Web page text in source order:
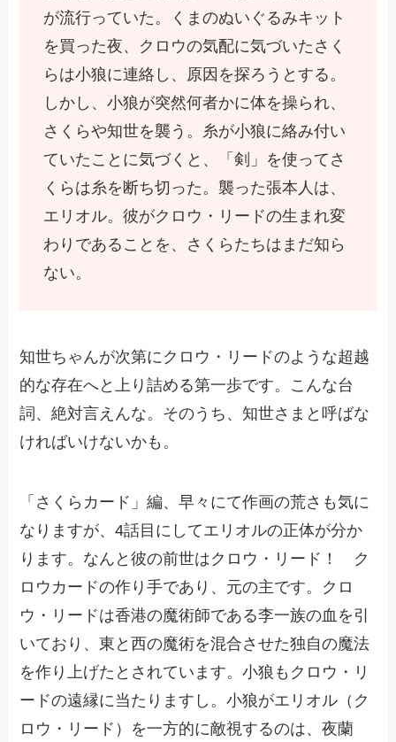
が流行っていた。くまのぬいぐるみキット
を買った夜、クロウの気配に気づいたさく
らは小狼に連絡し、原因を探ろうとする。
しかし、小狼が突然何者かに体を操られ、
さくらや知世を襲う。糸が小狼に絡み付い
ていたことに気づくと、「剣」を使ってさ
くらは糸を断ち切った。襲った張本人は、
エリオル。彼がクロウ・リードの生まれ変
わりであることを、さくらたちはまだ知ら
ない。
知世ちゃんが次第にクロウ・リードのような超越
的な存在へと上り詰める第一歩です。こんな台
詞、絶対言えんな。そのうち、知世さまと呼ばな
ければいけないかも。
「さくらカード」編、早々にて作画の荒さも気に
なりますが、4話目にしてエリオルの正体が分か
ります。なんと彼の前世はクロウ・リード！ ク
ロウカードの作り手であり、元の主です。クロ
ウ・リードは香港の魔術師である李一族の血を引
いており、東と西の魔術を混合させた独自の魔法
を作り上げたとされています。小狼もクロウ・リ
ードの遠縁に当たりますし。小狼がエリオル（ク
ロウ・リード）を一方的に敵視するのは、夜蘭